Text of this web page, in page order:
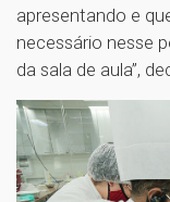
apresentando e
necessário nesse
da sala de aula”,